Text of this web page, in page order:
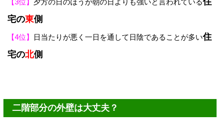
【3位】 夕方の日のほうが朝の日よりも強いと言われている
宅の東側
【4位】 日当たりが悪く一日を通して日陰であることが多い住
宅の北側
二階部分の外壁は大丈夫？